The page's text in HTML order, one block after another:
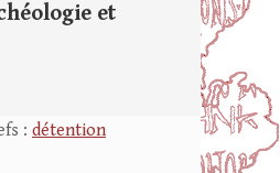
et
: détention